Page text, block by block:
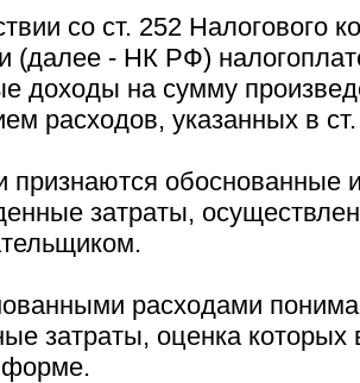
со ст. 252 Налогового
(далее - НК РФ)
доходы на сумму
расходов, указанных в
признаются обоснованные
затраты,
расходами
затраты, оценка